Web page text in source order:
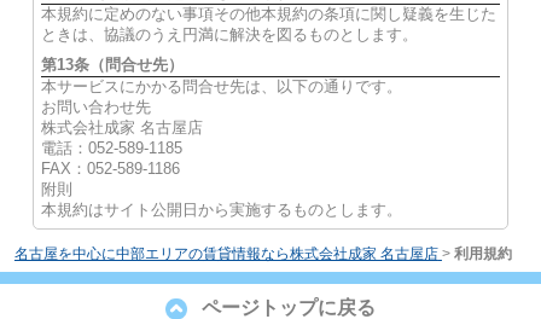
本規約に定めのない事項その他本規約の条項に関し疑義を生じた
ときは、協議のうえ円満に解決を図るものとします。
第13条（問合せ先）
本サービスにかかる問合せ先は、以下の通りです。
お問い合わせ先
株式会社成家 名古屋店
電話：052-589-1185
FAX：052-589-1186
附則
本規約はサイト公開日から実施するものとします。
名古屋を中心に中部エリアの賃貸情報なら株式会社成家 名古屋店 > 利用規約
ページトップに戻る